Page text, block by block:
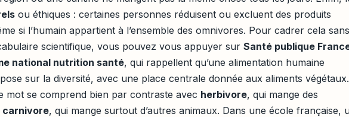
ou éthiques : certaines personnes réduisent ou excluent des produits
si l’humain appartient à l’ensemble des omnivores. Pour cadrer cela sans
scientifique, vous pouvez vous appuyer sur Santé publique
national nutrition santé, qui rappellent qu’une alimentation humaine
sur la diversité, avec une place centrale donnée aux aliments végétaux.
mot se comprend bien par contraste avec herbivore, qui mange des
carnivore, qui mange surtout d’autres animaux. Dans une école française,